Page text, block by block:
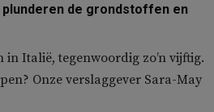
plunderen de grondstoffen en
Italië, tegenwoordig zo’n vijftig.
Onze verslaggever Sara-May